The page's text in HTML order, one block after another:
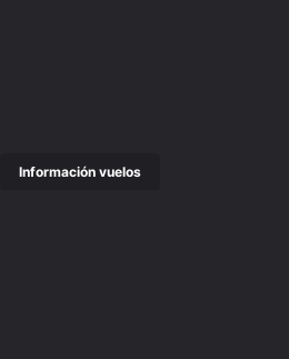
Información vuelos